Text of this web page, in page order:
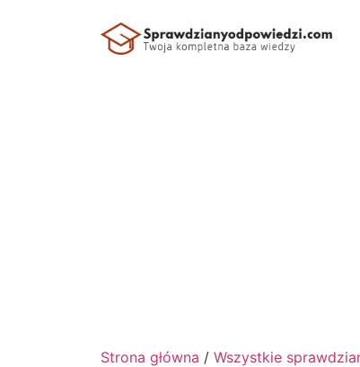
Strona główna / Wszystkie